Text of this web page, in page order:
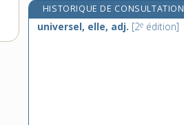
HISTORIQUE DE CONSULTATION
universel, elle, adj. [2e édition]